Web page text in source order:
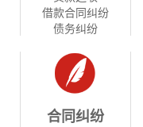
借款合同纠纷
债务纠纷
合同纠纷